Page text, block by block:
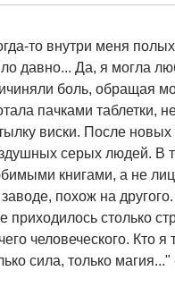
то внутри меня
давно... Да, я могла
боль, обращая
пачками таблетки,
виски. После
серых людей. В
книгами, а не
похож на
приходилось столько
человеческого. Кто
сила, только